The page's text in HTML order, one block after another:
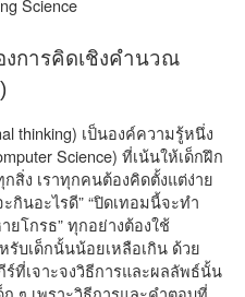
งการคิดเชิงคำนวณ
thinking) เป็นองค์ความรู้หนึ่ง
Science) ที่เน้นให้เด็กฝึก
สิ่ง เราทุกคนต้องคิดตั้งแต่ง่าย
กินอะไรดี” “ปิดเทอมนี้จะทำ
โกรธ” ทุกอย่างต้องใช้
บเด็กนั้นน้อยเหลือเกิน ด้วย
ที่เจาะจงวิธีการและผลลัพธ์นั้น